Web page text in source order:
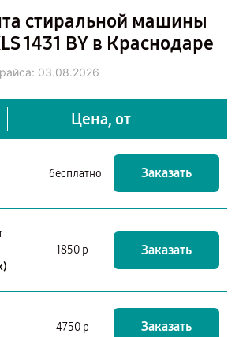
стиральной машины
1431 BY в Краснодаре
03.08.2026
Цена, от
бесплатно Заказать
1850 р Заказать
4750 р Заказать